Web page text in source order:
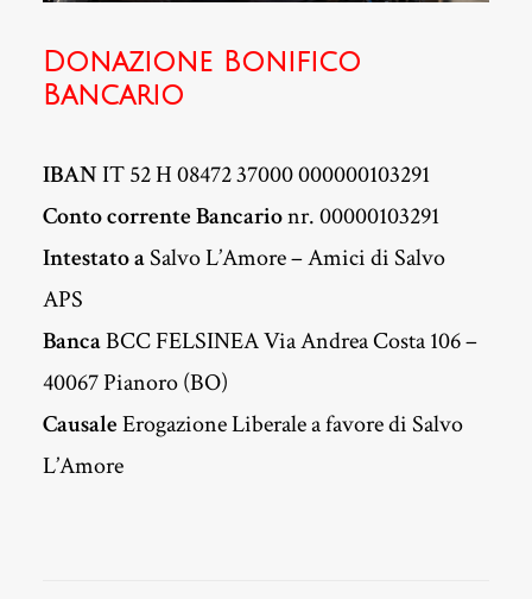
Donazione Bonifico
Bancario
IBANIT 52 H 08472 37000 000000103291
Conto corrente Bancarionr. 00000103291
Intestato aSalvo L’Amore – Amici di Salvo
APS
BancaBCC FELSINEA Via Andrea Costa 106 –
40067 Pianoro (BO)
CausaleErogazione Liberale a favore di Salvo
L’Amore